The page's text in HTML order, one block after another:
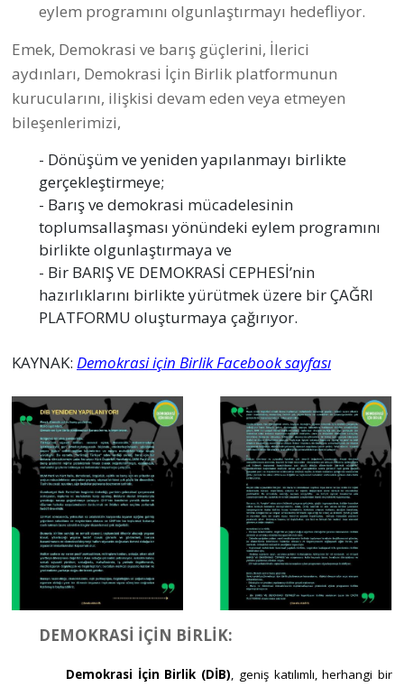
Mesajlarını Paylaştı
hasan hüseyin dönmez
#emperyalizm
Ortadoğu’nun Kronikleşen Yüksek Tansiyonu
dayanışma datça
#suriye
Suriye'de Kayıp Edilenler Bulunacak mı?
dayanışma datça
GÜNDEMDEKİLER
sanat